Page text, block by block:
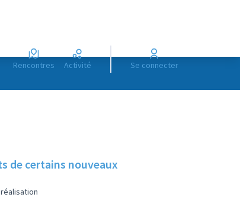
Rencontres Activité Se connecter
de certains nouveaux